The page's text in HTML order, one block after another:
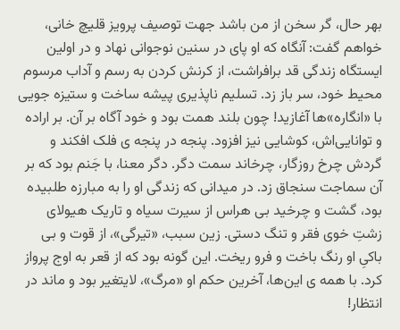
بهر حال، گر سخن از من باشد جهت توصیف پرویز قلیچ خانی،
خواهم گفت: آنگاه که او پای در سنین نوجوانی نهاد و در اولین
ایستگاه زندگی قد برافراشت، از کرنش کردن به رسم و آداب مرسوم
محیط خود، سر باز زد. تسلیم ناپذیری پیشه ساخت و ستیزه جویی
با «انگاره»ها آغازید! چون بلند همت بود و خود آگاه بر آن. بر اراده
و توانایی‌اش، کوشایی نیز افزود. پنجه در پنجه ی فلک افکند و
گردش چرخ روزگار، چرخاند سمت دگر. دگر معنا، با جَنم بود که بر
آن سماجت سنجاق زد. در میدانی که زندگی او را به مبارزه طلبیده
بود، گشت و چرخید بی هراس از سیرت سیاه و تاریک هیولای
زشتِ خوی فقر و تنگ دستی. زین سبب، «تیرگی»، از قوت و بی
باکیِ او رنگ باخت و فرو ریخت. این گونه بود که از قعر به اوج پرواز
کرد. با همه ی این‌ها، آخرین حکم او «مرگ»، لایتغیر بود و ماند در
انتظار!